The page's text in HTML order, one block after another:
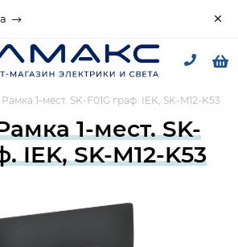
1-мест. SK-F01G граф. IEK, SK-M12-K53
1-мест. SK-
IEK, SK-M12-K53